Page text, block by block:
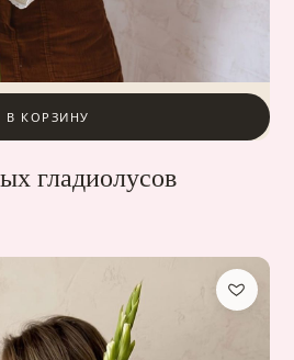
В КОРЗИНУ
гладиолусов